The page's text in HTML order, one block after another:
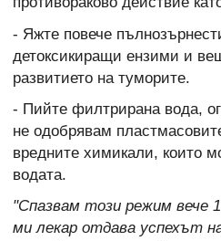
- Яжте повече
детоксикиращи ензими и
развитието на туморите.
- Пийте филтрирана вода,
не одобрявам
вредните химикали, които
водата.
"Спазвам този режим вече
ми лекар отдава успехът